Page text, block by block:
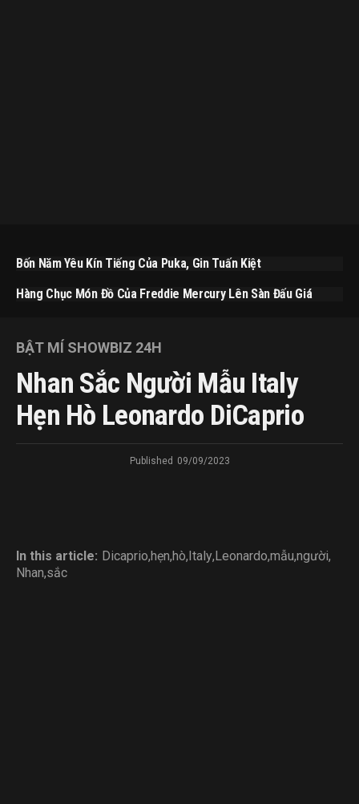
Bốn Năm Yêu Kín Tiếng Của Puka, Gin Tuấn Kiệt
Hàng Chục Món Đồ Của Freddie Mercury Lên Sàn Đấu Giá
BẬT MÍ SHOWBIZ 24H
Nhan Sắc Người Mẫu Italy
Hẹn Hò Leonardo DiCaprio
Published 09/09/2023
In this article: Dicaprio,hẹn,hò,Italy,Leonardo,mẫu,người,
Nhan,sắc